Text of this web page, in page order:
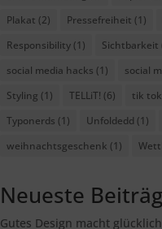
Plakat (2) Pressefreiheit (1)
Responsibility (1) Sichtbarkeit
social media hacks (1) social
Styling (1) TELLiT! (6) tik
Typonerds (1) Unfoldedd (1)
weihnachtsgeschenk (1)
Neueste
Gutes Design macht